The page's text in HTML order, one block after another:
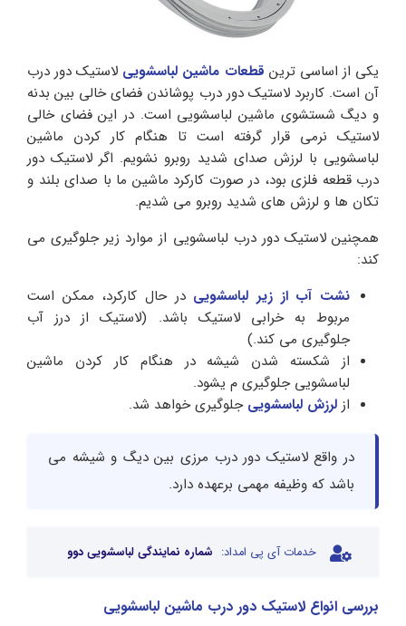
یکی از اساسی ترین قطعات ماشین لباسشویی لاستیک دور درب
آن است. کاربرد لاستیک دور درب پوشاندن فضای خالی بین بدنه
و دیگ شستشوی ماشین لباسشویی است. در این فضای خالی
لاستیک نرمی قرار گرفته است تا هنگام کار کردن ماشین
لباسشویی با لرزش صدای شدید روبرو نشویم. اگر لاستیک دور
درب قطعه فلزی بود، در صورت کارکرد ماشین ما با صدای بلند و
تکان ها و لرزش های شدید روبرو می شدیم.
همچنین لاستیک دور درب لباسشویی از موارد زیر جلوگیری می
کند:
نشت آب از زیر لباسشویی در حال کارکرد، ممکن است
مربوط به خرابی لاستیک باشد. (لاستیک از درز آب
جلوگیری می کند.)
از شکسته شدن شیشه در هنگام کار کردن ماشین
لباسشویی جلوگیری م یشود.
از لرزش لباسشویی جلوگیری خواهد شد.
در واقع لاستیک دور درب مرزی بین دیگ و شیشه می
باشد که وظیفه مهمی برعهده دارد.
خدمات آی پی امداد: شماره نمایندگی لباسشویی دوو
بررسی انواع لاستیک دور درب ماشین لباسشویی